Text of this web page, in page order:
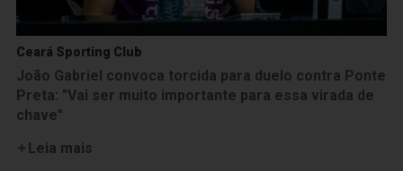
Ceará Sporting Club
João Gabriel convoca torcida para duelo contra Ponte
Preta: "Vai ser muito importante para essa virada de
chave"
Leia mais